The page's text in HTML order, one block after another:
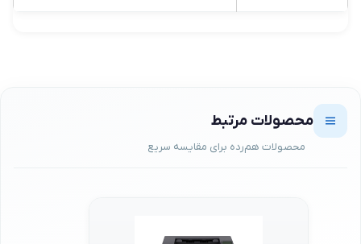
محصولات مرتبط